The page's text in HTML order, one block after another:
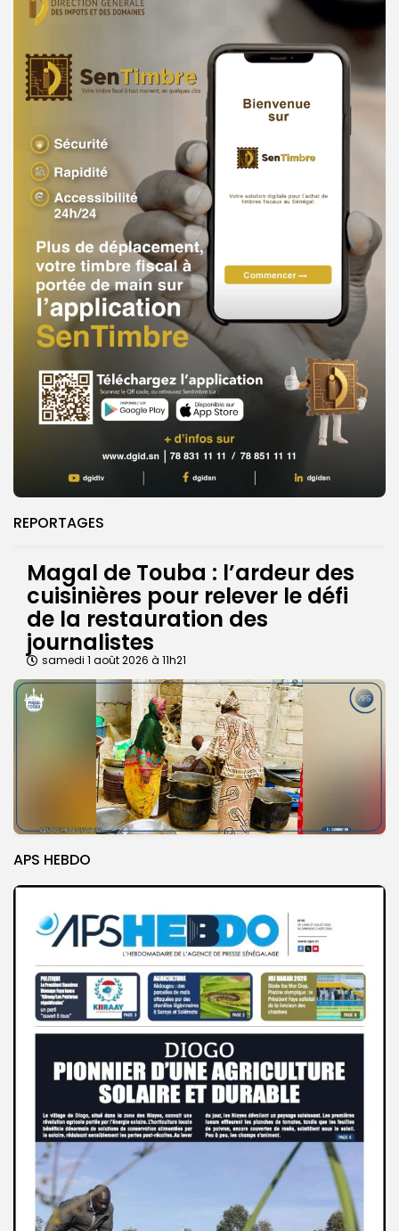
REPORTAGES
Magal de Touba : l’ardeur des
cuisinières pour relever le défi
de la restauration des
journalistes
samedi 1 août 2026 à 11h21
APS HEBDO